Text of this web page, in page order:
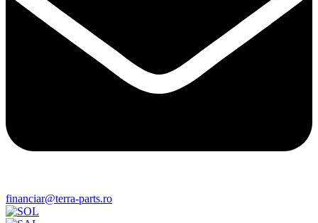
financiar@terra-parts.ro